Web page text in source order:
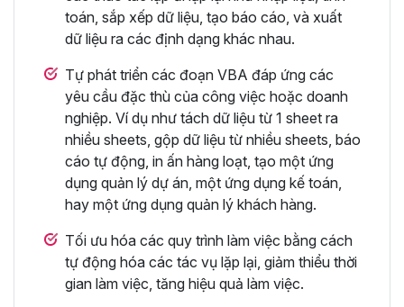
toán, sắp xếp dữ liệu, tạo báo cáo, và xuất
dữ liệu ra các định dạng khác nhau.
Tự phát triển các đoạn VBA đáp ứng các
yêu cầu đặc thù của công việc hoặc doanh
nghiệp. Ví dụ như tách dữ liệu từ 1 sheet ra
nhiều sheets, gộp dữ liệu từ nhiều sheets, báo
cáo tự động, in ấn hàng loạt, tạo một ứng
dụng quản lý dự án, một ứng dụng kế toán,
hay một ứng dụng quản lý khách hàng.
Tối ưu hóa các quy trình làm việc bằng cách
tự động hóa các tác vụ lặp lại, giảm thiểu thời
gian làm việc, tăng hiệu quả làm việc.